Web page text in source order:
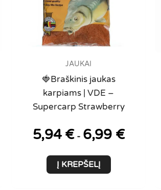
JAUKAI
🍓Braškinis jaukas
karpiams | VDE –
Supercarp Strawberry
5,94€- 6,99 €
Į KREPŠELĮ